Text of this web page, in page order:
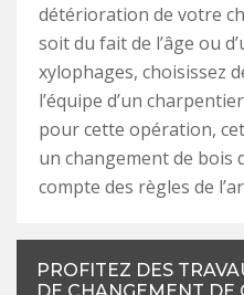
détérioration de votre
soit du fait de l’âge ou
xylophages, choisissez
l’équipe d’un
pour cette opération,
un changement de bois
compte des règles de
PROFITEZ DES
DE CHANGEMENT DE